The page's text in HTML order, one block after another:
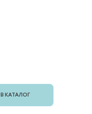
В КАТАЛОГ